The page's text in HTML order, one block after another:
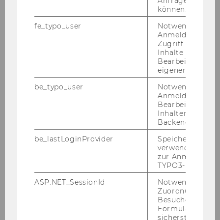
spre­chen, sind zu Be­wer­bungs­ge­sprä­chen ein­
zu­la­den.
An der WU ist ein Ar­beits­kreis für Gleich­be­
hand­lungs­fra­gen ein­ge­rich­tet. Nä­he­re In­for­
.
Wir bit­ten Be­wer­be­rin­nen und Be­wer­ber um
Ver­ständ­nis dafür, dass Reise-​ und Auf­ent­halts­
kos­ten, die aus An­lass von Auswahl-​ und Auf­
nah­me­ver­fah­ren ent­ste­hen, nicht von der Wirt­
schafts­uni­ver­si­tät Wien ab­ge­gol­ten wer­den
kön­nen.
können.
fe_typo_user
Notwendig für
Anmeldung und
Zugriff auf
Inhalte oder zur
Bearbeitung des
eigenen Profils.
be_typo_user
Notwendig für
Anmeldung und
Bearbeitung von
Inhalten im
Backend.
be_lastLoginProvider
Speichert die
verwendete
zur Anmeldung
TYPO3-Backend.
ASP.NET_SessionId
Notwendig, um
Zuordnung von
Besucher zu
sicherstellen zu